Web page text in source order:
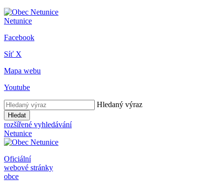
Netunice
Facebook
Síť X
Mapa webu
Youtube
Hledaný výraz
Hledat
rozšířené vyhledávání
Netunice
Oficiální
webové stránky
obce